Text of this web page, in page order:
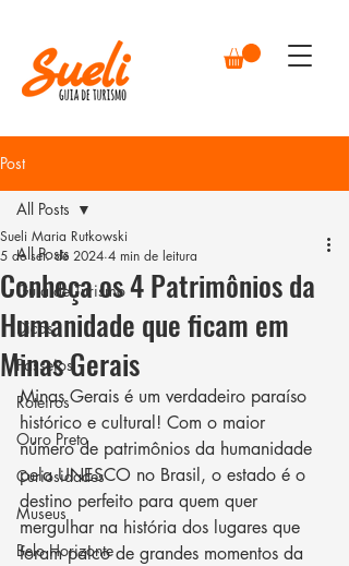
Post
All Posts
Guia de Turismo
Dicas
Passeios
Roteiros
Ouro Preto
Curiosidades
Museus
Belo Horizonte
All Posts
Conheça os 4 Patrimônios da
Humanidade que ficam em
Minas Gerais
Sueli Maria Rutkowski
5 de set. de 2024 4 min de leitura
Minas Gerais é um verdadeiro paraíso
histórico e cultural! Com o maior
número de patrimônios da humanidade
pela UNESCO no Brasil, o estado é o
destino perfeito para quem quer
mergulhar na história dos lugares que
foram palco de grandes momentos da